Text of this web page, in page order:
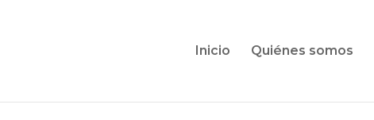
Inicio Quiénes somos